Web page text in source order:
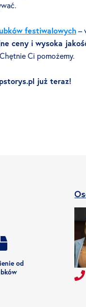
festiwalowych –
ceny i wysoka
Ci pomożemy.
już teraz!
od